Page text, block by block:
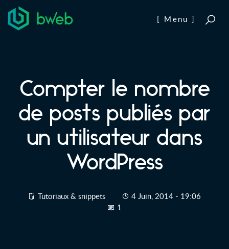
Aller au contenu
[ Menu ]
Compter le nombre
de posts publiés par
un utilisateur dans
WordPress
Tutoriaux & snippets
4 Juin, 2014 - 19:06
1